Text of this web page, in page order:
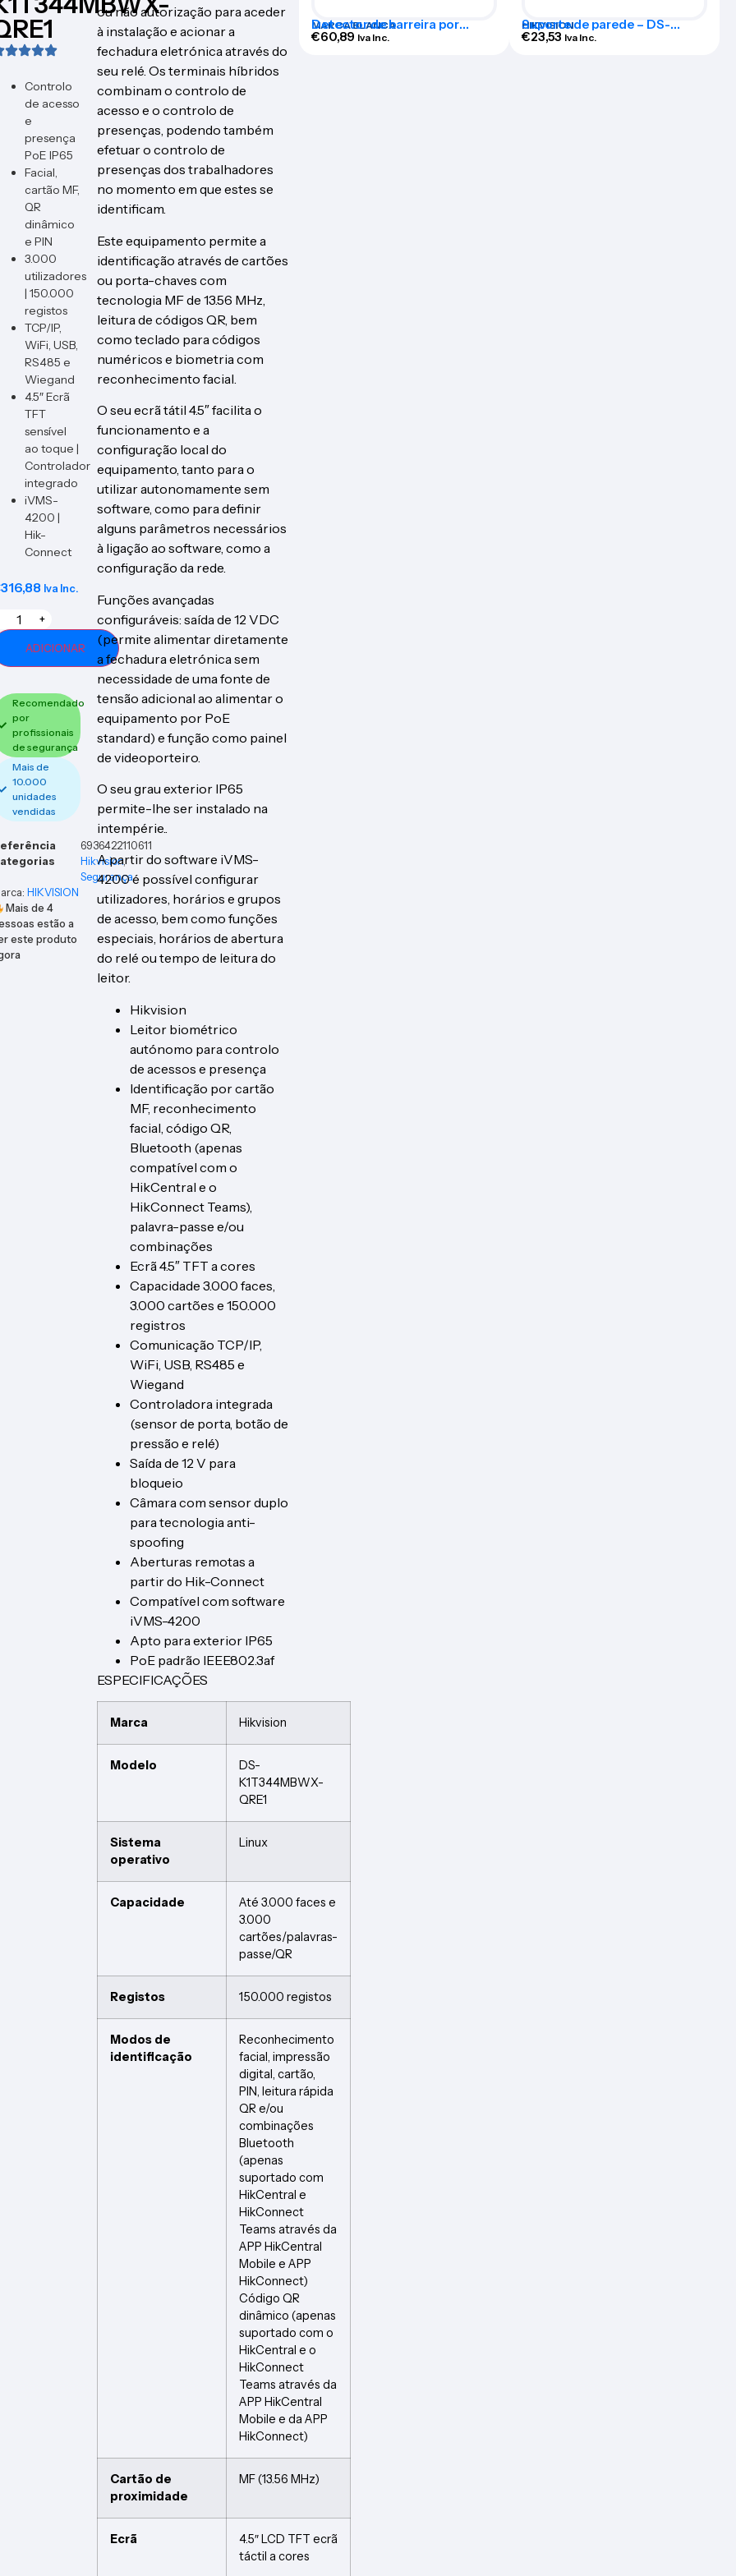
Controlo
de acesso
e
presença
PoE IP65
Facial,
cartão MF,
QR
dinâmico
e PIN
3.000
utilizadores
| 150.000
registos
TCP/IP,
WiFi, USB,
RS485 e
Wiegand
4.5″ Ecrã
TFT
sensível
ao toque |
Controlador
integrado
iVMS-
4200 |
Hik-
Connect
316,88 Iva Inc.
+
ADICIONAR
Recomendado
por
profissionais
de segurança
Mais de
10.000
unidades
vendidas
6936422110611
Hikvision,
Segurança
HIKVISION
Mais de4
estão a
este produto
ou não autorização para aceder
à instalação e acionar a
fechadura eletrónica através do
seu relé. Os terminais híbridos
combinam o controlo de
acesso e o controlo de
presenças, podendo também
efetuar o controlo de
presenças dos trabalhadores
no momento em que estes se
identificam.
Este equipamento permite a
identificação através de cartões
ou porta-chaves com
tecnologia MF de 13.56 MHz,
leitura de códigos QR, bem
como teclado para códigos
numéricos e biometria com
reconhecimento facial.
O seu ecrã tátil 4.5″ facilita o
funcionamento e a
configuração local do
equipamento, tanto para o
utilizar autonomamente sem
software, como para definir
alguns parâmetros necessários
à ligação ao software, como a
configuração da rede.
Funções avançadas
configuráveis: saída de 12 VDC
(permite alimentar diretamente
a fechadura eletrónica sem
necessidade de uma fonte de
tensão adicional ao alimentar o
equipamento por PoE
standard) e função como painel
de videoporteiro.
O seu grau exterior IP65
permite-lhe ser instalado na
intempérie..
A partir do software iVMS-
4200 é possível configurar
utilizadores, horários e grupos
de acesso, bem como funções
especiais, horários de abertura
do relé ou tempo de leitura do
leitor.
Hikvision
Leitor biométrico
autónomo para controlo
de acessos e presença
Identificação por cartão
MF, reconhecimento
facial, código QR,
Bluetooth (apenas
compatível com o
HikCentral e o
HikConnect Teams),
palavra-passe e/ou
combinações
Ecrã 4.5″ TFT a cores
Capacidade 3.000 faces,
3.000 cartões e 150.000
registros
Comunicação TCP/IP,
WiFi, USB, RS485 e
Wiegand
Controladora integrada
(sensor de porta, botão de
pressão e relé)
Saída de 12 V para
bloqueio
Câmara com sensor duplo
para tecnologia anti-
spoofing
Aberturas remotas a
partir do Hik-Connect
Compatível com software
iVMS-4200
Apto para exterior IP65
PoE padrão IEEE802.3af
ESPECIFICAÇÕES
Marca Hikvision
Modelo
DS-
K1T344MBWX-
QRE1
Sistema
operativo
Linux
Capacidade
Até 3.000 faces e
3.000
cartões/palavras-
passe/QR
Registos 150.000 registos
Modos de
identificação
Reconhecimento
facial, impressão
digital, cartão,
PIN, leitura rápida
QR e/ou
combinações
Bluetooth
(apenas
suportado com
HikCentral e
HikConnect
Teams através da
APP HikCentral
Mobile e APP
HikConnect)
Código QR
dinâmico (apenas
suportado com o
HikCentral e o
HikConnect
Teams através da
APP HikCentral
Mobile e da APP
HikConnect)
Cartão de
proximidade
MF (13.56 MHz)
Ecrã
4.5″ LCD TFT ecrã
táctil a cores
MARCA BLANCA
Detector de barreira por
infravermelhos – ABI100-1408
€60,89 Iva Inc.
HIKVISION
Suporte de parede – DS-
1273ZJ
€23,53 Iva Inc.